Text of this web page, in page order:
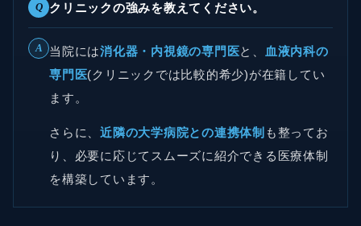
Q クリニックの強みを教えてください。
A 当院には消化器・内視鏡の専門医と、
血液内科の
専門医(クリニックでは比較的希少)が在籍してい
ます。
さらに、 近隣の大学病院との連携体制 も整ってお
り、必要に応じてスムーズに紹介できる医療体制
を構築しています。